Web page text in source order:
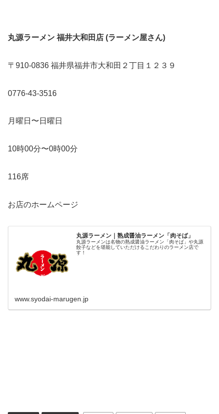
丸源ラーメン 福井大和田店 (ラーメン屋さん)
〒910-0836 福井県福井市大和田２丁目１２３９
0776-43-3516
月曜日〜日曜日
10時00分〜0時00分
116席
お店のホームページ
丸源ラーメン｜熟成醤油ラーメン「肉そば」
丸源ラーメンは名物の熟成醤油ラーメン「肉そば」や丸源
餃子などを堪能していただけるこだわりのラーメン店で
す！
www.syodai-marugen.jp